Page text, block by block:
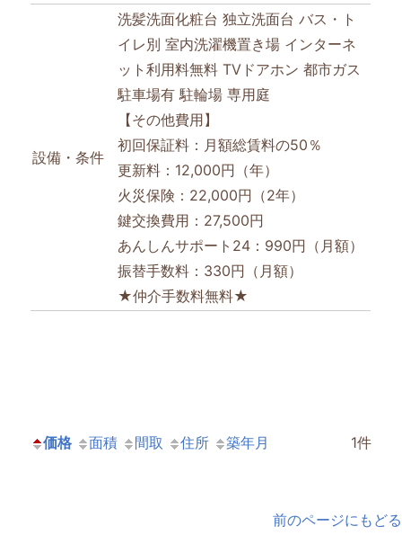
設備・条件
洗髪洗面化粧台 独立洗面台 バス・ト
イレ別 室内洗濯機置き場 インターネ
ット利用料無料 TVドアホン 都市ガス
駐車場有 駐輪場 専用庭
【その他費用】
初回保証料：月額総賃料の50％
更新料：12,000円（年）
火災保険：22,000円（2年）
鍵交換費用：27,500円
あんしんサポート24：990円（月額）
振替手数料：330円（月額）
★仲介手数料無料★
価格 面積 間取 住所 築年月 1件
前のページにもどる